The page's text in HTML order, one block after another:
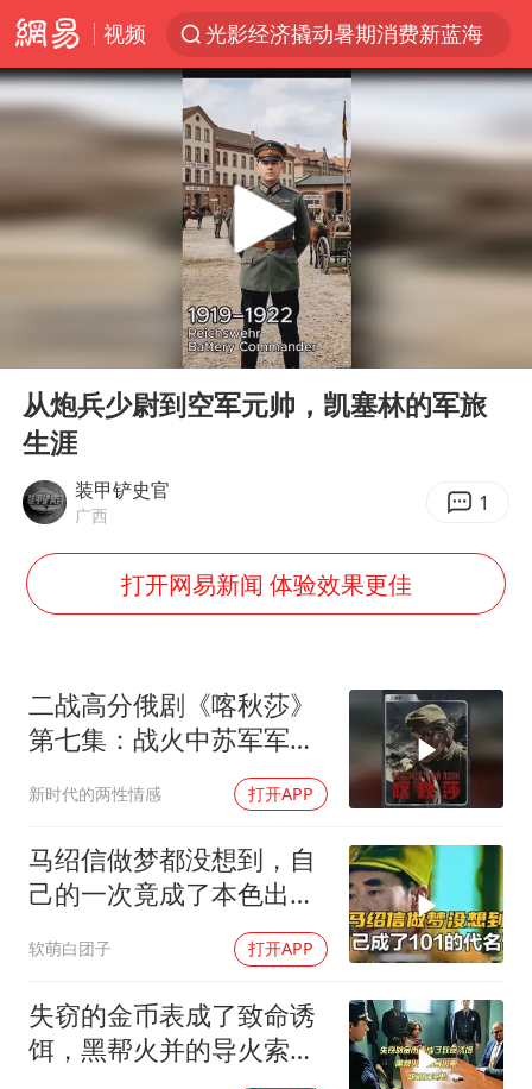
视频
光影经济撬动暑期消费新蓝海
《欢迎来龙餐馆》口碑
视频丨中国东方电气集团原党组副书记、董事宋致远被查
“不怕六爷挂得多 就怕六爷挂一颗”
杭州全市有序停课
直击东北超：哈尔滨vs通辽
永和豆浆创始人林炳生去世
香港宏福苑火灾或由烟头引起
商场现钱学森巨幅海报 负责人回应
郑丽文：台湾从来没有“独立”过
几元成本的AI广告导致千万市值蒸发
酒店回应车内过夜被收150元
梁家辉百花奖演讲落泪
人民的健康、体质、幸福一脉相承
Play
从炮兵少尉到空军元帅，凯塞林的军旅
生涯
装甲铲史官
广西 1
打开网易新闻 体验效果更佳
二战高分俄剧《喀秋莎》
第七集：战火中苏军军犬
新时代的两性情感 打开APP
马绍信做梦都没想到，自
己的一次竟成了本色出
软萌白团子 打开APP
失窃的金币表成了致命诱
饵，黑帮火并的导火索，